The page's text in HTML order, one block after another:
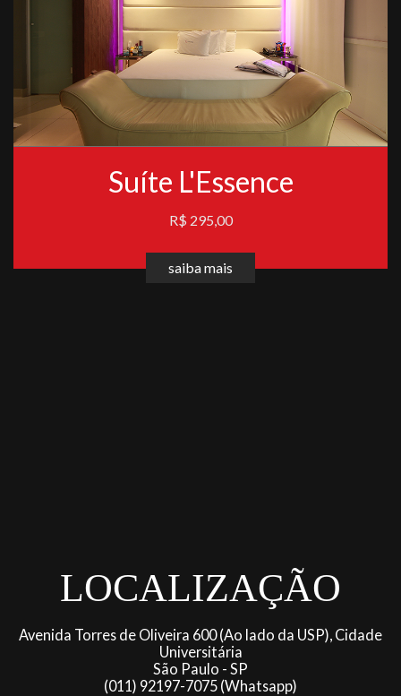
Suíte L'Essence
R$ 295,00
saiba mais
LOCALIZAÇÃO
Avenida Torres de Oliveira 600 (Ao lado da USP), Cidade
Universitária
São Paulo - SP
(011) 92197-7075 (Whatsapp)